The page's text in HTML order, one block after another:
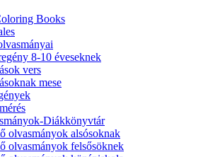
Books
8-10 éveseknek
vers
mese
Diákkönyvtár
olvasmányok alsósoknak
olvasmányok felsősöknek